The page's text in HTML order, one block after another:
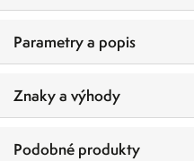
Parametry a popis
Znaky a výhody
Podobné produkty